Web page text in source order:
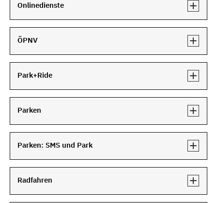
Onlinedienste
ÖPNV
Park+Ride
Parken
Parken: SMS und Park
Radfahren